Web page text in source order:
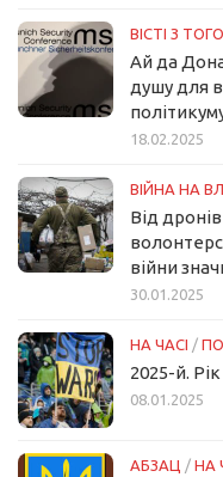
ВІСТІ З
Ай да
душу для
18.02.2025
ВІЙНА НА
Від
війни
30.01.2025
НА ЧАСІ /
2025-й.
08.01.2025
АБЗАЦ / НА